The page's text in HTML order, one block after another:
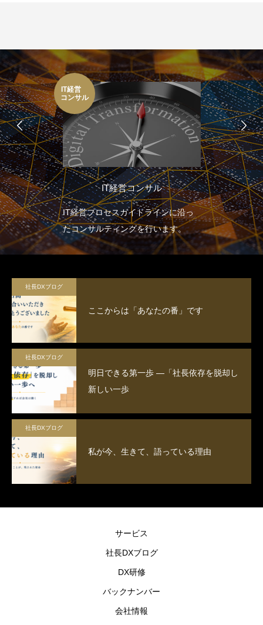
IT経営
コンサル
IT経営コンサル
IT経営プロセスガイドラインに沿っ
たコンサルティングを行います。
社長DXブログ
ここからは「あなたの番」です
社長DXブログ
明日できる第一歩 ―「社長依存を脱却し
新しい一歩
社長DXブログ
私が今、生きて、語っている理由
サービス
社長DXブログ
DX研修
バックナンバー
会社情報